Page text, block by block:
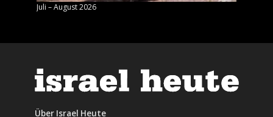
Juli – August 2026
Über Israel Heute